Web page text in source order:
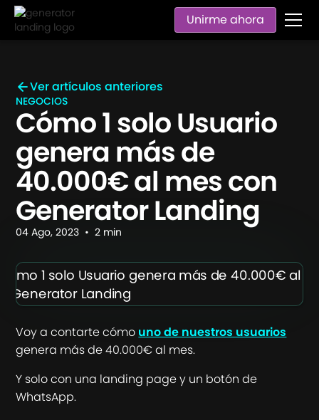
Unirme ahora
Ver artículos anteriores
NEGOCIOS
Cómo 1 solo Usuario
genera más de
40.000€ al mes con
Generator Landing
04 Ago, 2023 • 2 min
Voy a contarte cómo uno de nuestros usuarios
genera más de 40.000€ al mes.
Y solo con una landing page y un botón de
WhatsApp.